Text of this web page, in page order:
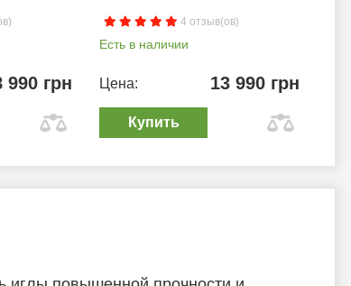
990 грн
4 отзыв(ов)
Есть в наличии
Цена: 13 990 грн
Купить